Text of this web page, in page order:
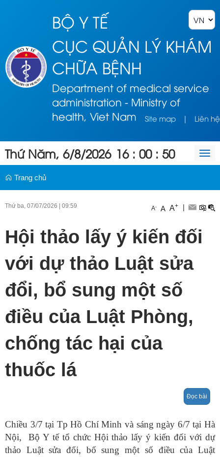
BỘ Y TẾ
CỤC QUẢN LÝ KHÁM
CHỮA BỆNH
Department of medical service
administration - Ministry of
health, Viet Nam
Site map | Liên hệ
Thứ Năm, 6/8/2026 16 : 00 : 50
Trang chủ
Thứ ba, 07/07/2026 09:59 A- A A+ |
Hội thảo lấy ý kiến đối
với dự thảo Luật sửa
đổi, bổ sung một số
điều của Luật Phòng,
chống tác hại của
thuốc lá
Đọc bài
Chiều 3/7 tại Tp Hồ Chí Minh và sáng ngày 6/7 tại Hà
Nội, Bộ Y tế tổ chức Hội thảo lấy ý kiến đối với dự
thảo Luật sửa đổi, bổ sung một số điều của Luật